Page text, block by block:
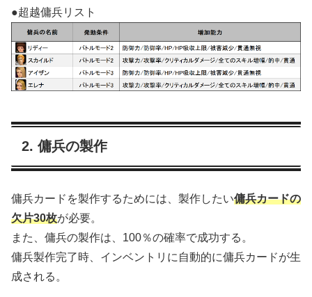
●超越傭兵リスト
2. 傭兵の製作
傭兵カードを製作するためには、製作したい傭兵カードの
欠片30枚が必要。
また、傭兵の製作は、100％の確率で成功する。
傭兵製作完了時、インベントリに自動的に傭兵カードが生
成される。